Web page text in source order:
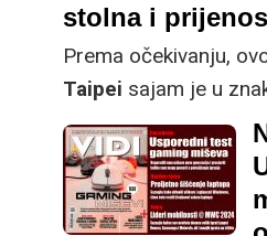
stolna i
Prema očekivanju,
Taipei sajam je u
koja radi lokalno na
umjesto na serverima